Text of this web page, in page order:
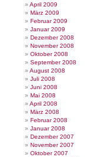
April 2009
März 2009
Februar 2009
Januar 2009
Dezember 2008
November 2008
Oktober 2008
September 2008
August 2008
Juli 2008
Juni 2008
Mai 2008
April 2008
März 2008
Februar 2008
Januar 2008
Dezember 2007
November 2007
Oktober 2007